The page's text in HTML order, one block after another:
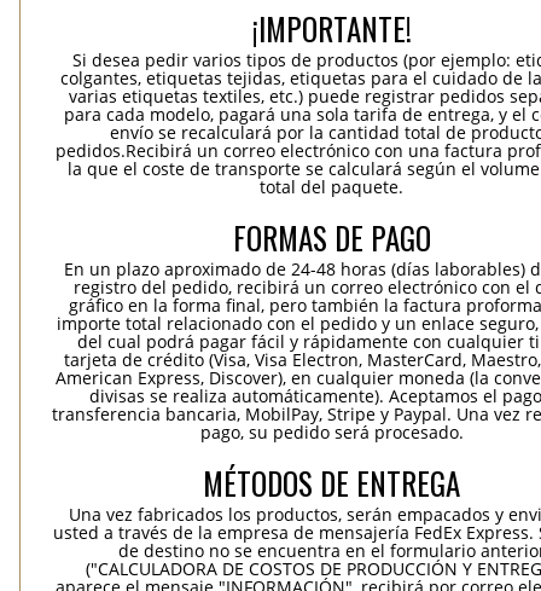
¡IMPORTANTE!
Si desea pedir varios tipos de productos (por ejemplo:
colgantes, etiquetas tejidas, etiquetas para el cuidado de
varias etiquetas textiles, etc.) puede registrar pedidos
para cada modelo, pagará una sola tarifa de entrega, y el
envío se recalculará por la cantidad total de
pedidos.Recibirá un correo electrónico con una factura
la que el coste de transporte se calculará según el
total del paquete.
FORMAS DE PAGO
En un plazo aproximado de 24-48 horas (días laborables)
registro del pedido, recibirá un correo electrónico con el
gráfico en la forma final, pero también la factura
importe total relacionado con el pedido y un enlace
del cual podrá pagar fácil y rápidamente con cualquier
tarjeta de crédito (Visa, Visa Electron, MasterCard,
American Express, Discover), en cualquier moneda (la
divisas se realiza automáticamente). Aceptamos el
transferencia bancaria, MobilPay, Stripe y Paypal. Una vez
pago, su pedido será procesado.
MÉTODOS DE ENTREGA
Una vez fabricados los productos, serán empacados y
usted a través de la empresa de mensajería FedEx Express.
de destino no se encuentra en el formulario
("CALCULADORA DE COSTOS DE PRODUCCIÓN Y